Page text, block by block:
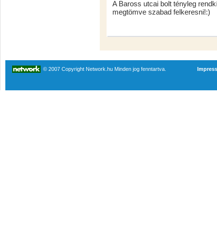
A Baross utcai bolt tényleg
megtömve szabad felkeresni!:)
© 2007 Copyright Network.hu Minden jog fenntartva.